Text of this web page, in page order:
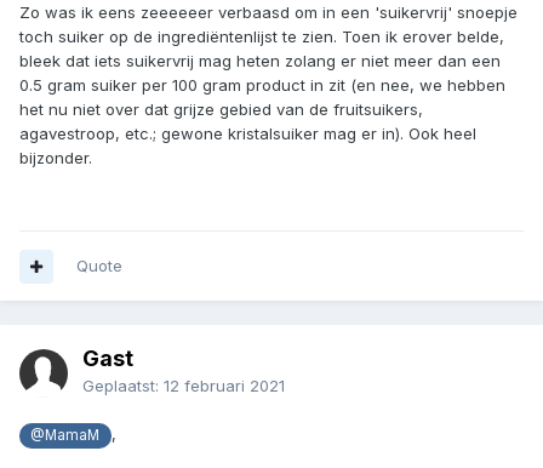
Zo was ik eens zeeeeeer verbaasd om in een 'suikervrij' snoepje
toch suiker op de ingrediëntenlijst te zien. Toen ik erover belde,
bleek dat iets suikervrij mag heten zolang er niet meer dan een
0.5 gram suiker per 100 gram product in zit (en nee, we hebben
het nu niet over dat grijze gebied van de fruitsuikers,
agavestroop, etc.; gewone kristalsuiker mag er in). Ook heel
bijzonder.
Quote
Gast
Geplaatst: 12 februari 2021
@MamaM ,